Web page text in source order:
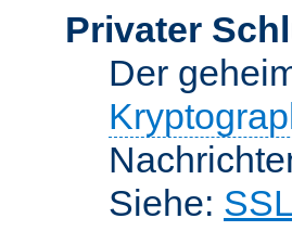
Privater
Der
Siehe: